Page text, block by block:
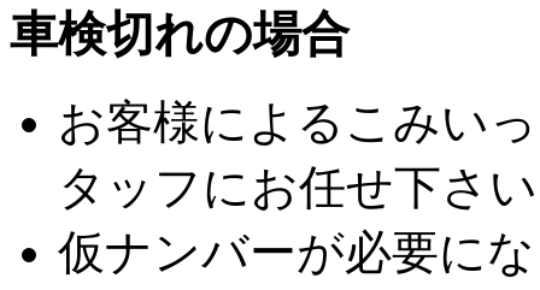
車検切れの場合
お客様によるこみい
タッフにお任せ下さ
仮ナンバーが必要に